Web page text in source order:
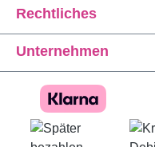
Rechtliches
Unternehmen